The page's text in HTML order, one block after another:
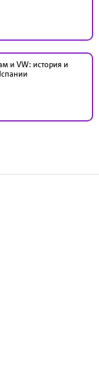
и VW: история и